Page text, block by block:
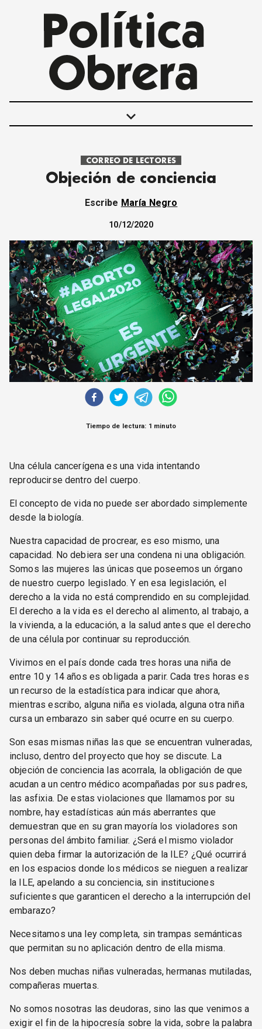
keyboard_arrow_down
POLÍTICAS
INTERNACIONALES
MUJER
ECONOMÍA
SOCIEDAD Y CULTURA
JUVENTUD
CORREO DE LECTORES
DEBATE
ARCHIVO
DECLARACIONES
OPINIÓN
ALTAMIRA RESPONDE
Política Obrera Revista
CONTACTO
CORREO DE LECTORES
Objeción de conciencia
Escribe María Negro
10/12/2020
Tiempo de lectura: 1 minuto
Una célula cancerígena es una vida intentando
reproducirse dentro del cuerpo.
El concepto de vida no puede ser abordado simplemente
desde la biología.
Nuestra capacidad de procrear, es eso mismo, una
capacidad. No debiera ser una condena ni una obligación.
Somos las mujeres las únicas que poseemos un órgano
de nuestro cuerpo legislado. Y en esa legislación, el
derecho a la vida no está comprendido en su complejidad.
El derecho a la vida es el derecho al alimento, al trabajo, a
la vivienda, a la educación, a la salud antes que el derecho
de una célula por continuar su reproducción.
Vivimos en el país donde cada tres horas una niña de
entre 10 y 14 años es obligada a parir. Cada tres horas es
un recurso de la estadística para indicar que ahora,
mientras escribo, alguna niña es violada, alguna otra niña
cursa un embarazo sin saber qué ocurre en su cuerpo.
Son esas mismas niñas las que se encuentran vulneradas,
incluso, dentro del proyecto que hoy se discute. La
objeción de conciencia las acorrala, la obligación de que
acudan a un centro médico acompañadas por sus padres,
las asfixia. De estas violaciones que llamamos por su
nombre, hay estadísticas aún más aberrantes que
demuestran que en su gran mayoría los violadores son
personas del ámbito familiar. ¿Será el mismo violador
quien deba firmar la autorización de la ILE? ¿Qué ocurrirá
en los espacios donde los médicos se nieguen a realizar
la ILE, apelando a su conciencia, sin instituciones
suficientes que garanticen el derecho a la interrupción del
embarazo?
Necesitamos una ley completa, sin trampas semánticas
que permitan su no aplicación dentro de ella misma.
Nos deben muchas niñas vulneradas, hermanas mutiladas,
compañeras muertas.
No somos nosotras las deudoras, sino las que venimos a
exigir el fin de la hipocresía sobre la vida, sobre la palabra